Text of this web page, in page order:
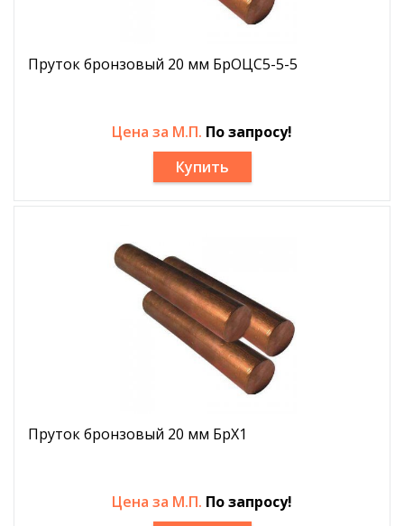
Пруток бронзовый 20 мм БрОЦС5-5-5
Цена за М.П. По запросу!
Купить
Пруток бронзовый 20 мм БрХ1
Цена за М.П. По запросу!